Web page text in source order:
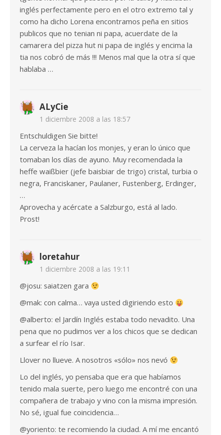
inglés perfectamente pero en el otro extremo tal y
como ha dicho Lorena encontramos peña en sitios
publicos que no tenian ni papa, acuerdate de la
camarera del pizza hut ni papa de inglés y encima la
tia nos cobró de más !!! Menos mal que la otra sí que
hablaba …
ALyCie
1 diciembre 2008 a las 18:57
Entschuldigen Sie bitte!
La cerveza la hacían los monjes, y eran lo único que
tomaban los días de ayuno. Muy recomendada la
heffe waißbier (jefe baisbiar de trigo) cristal, turbia o
negra, Franciskaner, Paulaner, Fustenberg, Erdinger,
…
Aprovecha y acércate a Salzburgo, está al lado.
Prost!
loretahur
1 diciembre 2008 a las 19:11
@josu: saiatzen gara
@mak: con calma… vaya usted digiriendo esto
@alberto: el Jardín Inglés estaba todo nevadito. Una
pena que no pudimos ver a los chicos que se dedican
a surfear el río Isar.
Llover no llueve. A nosotros «sólo» nos nevó
Lo del inglés, yo pensaba que era que habíamos
tenido mala suerte, pero luego me encontré con una
compañera de trabajo y vino con la misma impresión.
No sé, igual fue coincidencia…
@yoriento: te recomiendo la ciudad. A mí me encantó